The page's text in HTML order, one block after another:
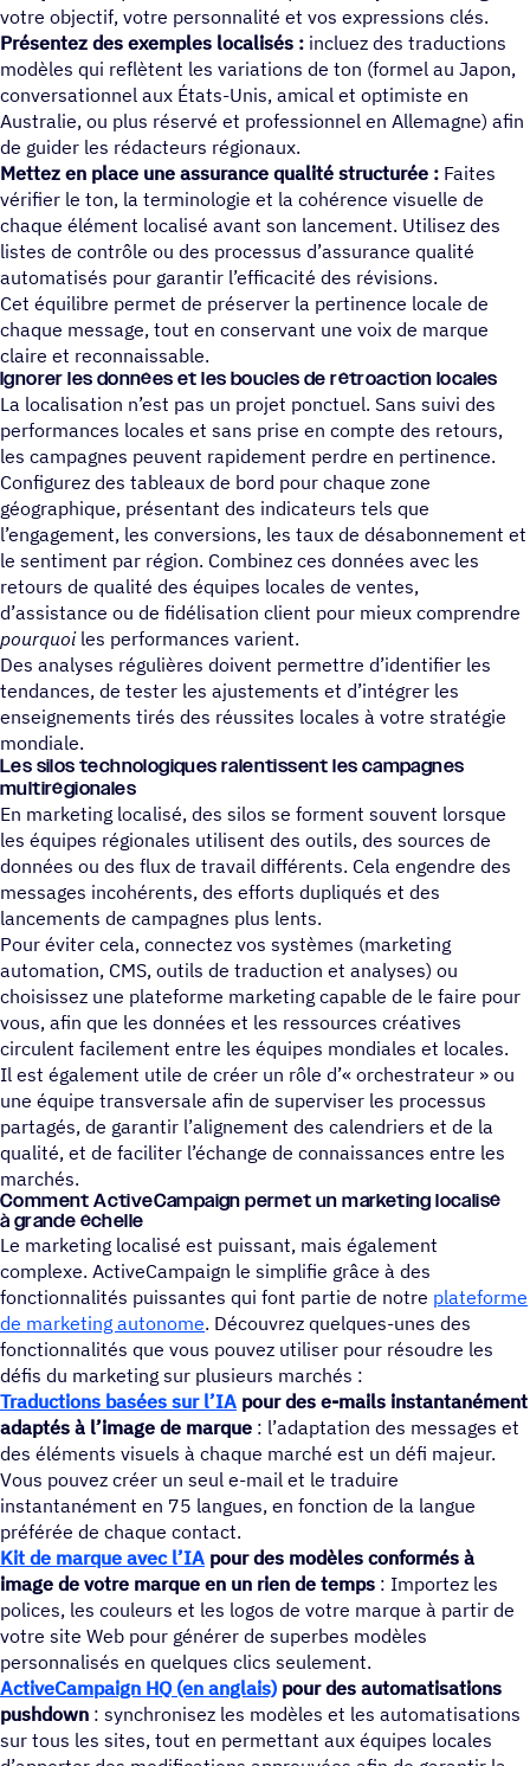
votre objectif, votre personnalité et vos expressions clés.
Présentez des exemples localisés : incluez des traductions
modèles qui reflètent les variations de ton (formel au Japon,
conversationnel aux États-Unis, amical et optimiste en
Australie, ou plus réservé et professionnel en Allemagne) afin
de guider les rédacteurs régionaux.
Mettez en place une assurance qualité structurée : Faites
vérifier le ton, la terminologie et la cohérence visuelle de
chaque élément localisé avant son lancement. Utilisez des
listes de contrôle ou des processus d’assurance qualité
automatisés pour garantir l’efficacité des révisions.
Cet équilibre permet de préserver la pertinence locale de
chaque message, tout en conservant une voix de marque
claire et reconnaissable.
Ignorer les données et les boucles de rétroaction locales
La localisation n’est pas un projet ponctuel. Sans suivi des
performances locales et sans prise en compte des retours,
les campagnes peuvent rapidement perdre en pertinence.
Configurez des tableaux de bord pour chaque zone
géographique, présentant des indicateurs tels que
l’engagement, les conversions, les taux de désabonnement et
le sentiment par région. Combinez ces données avec les
retours de qualité des équipes locales de ventes,
d’assistance ou de fidélisation client pour mieux comprendre
pourquoiles performances varient.
Des analyses régulières doivent permettre d’identifier les
tendances, de tester les ajustements et d’intégrer les
enseignements tirés des réussites locales à votre stratégie
mondiale.
Les silos tech­no­lo­giques ralen­tissent les campagnes
multirégionales
En marketing localisé, des silos se forment souvent lorsque
les équipes régionales utilisent des outils, des sources de
données ou des flux de travail différents. Cela engendre des
messages incohérents, des efforts dupliqués et des
lancements de campagnes plus lents.
Pour éviter cela, connectez vos systèmes (marketing
automation, CMS, outils de traduction et analyses) ou
choisissez une plateforme marketing capable de le faire pour
vous, afin que les données et les ressources créatives
circulent facilement entre les équipes mondiales et locales.
Il est également utile de créer un rôle d’« orchestrateur » ou
une équipe transversale afin de superviser les processus
partagés, de garantir l’alignement des calendriers et de la
qualité, et de faciliter l’échange de connaissances entre les
marchés.
Comment ActiveCampaign permet un marke­ting loca­lisé
à grande échelle
Le marketing localisé est puissant, mais également
complexe. ActiveCampaign le simplifie grâce à des
fonctionnalités puissantes qui font partie de notre plateforme
de marketing autonome. Découvrez quelques-unes des
fonctionnalités que vous pouvez utiliser pour résoudre les
défis du marketing sur plusieurs marchés :
Traductions basées sur l’IA pour des e-mails instantanément
adaptés à l’image de marque : l’adaptation des messages et
des éléments visuels à chaque marché est un défi majeur.
Vous pouvez créer un seul e-mail et le traduire
instantanément en 75 langues, en fonction de la langue
préférée de chaque contact.
Kit de marque avec l’IA pour des modèles conformés à
image de votre marque en un rien de temps : Importez les
polices, les couleurs et les logos de votre marque à partir de
votre site Web pour générer de superbes modèles
personnalisés en quelques clics seulement.
ActiveCampaign HQ (en anglais) pour des automatisations
pushdown : synchronisez les modèles et les automatisations
sur tous les sites, tout en permettant aux équipes locales